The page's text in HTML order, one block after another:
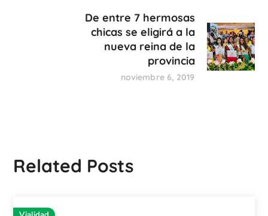
De entre 7 hermosas
chicas se eligirá a la
nueva reina de la
provincia
noviembre 6, 2019
Related Posts